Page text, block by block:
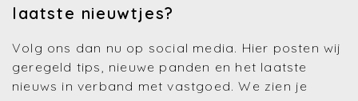
laatste nieuwtjes?
Volg ons dan nu op social media. Hier posten wij
geregeld tips, nieuwe panden en het laatste
nieuws in verband met vastgoed. We zien je